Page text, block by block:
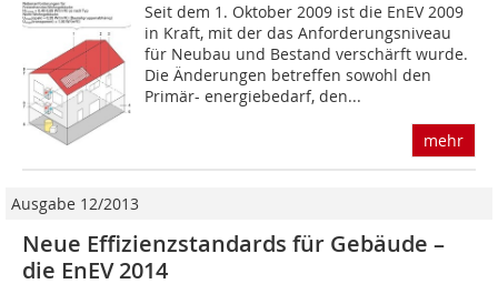
Seit dem 1. Oktober 2009 ist die EnEV 2009
in Kraft, mit der das Anforderungsniveau
für Neubau und Bestand verschärft wurde.
Die Änderungen betreffen sowohl den
Primär- energiebedarf, den...
mehr
Ausgabe 12/2013
Neue Effizienzstandards für Gebäude –
die EnEV 2014